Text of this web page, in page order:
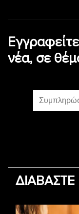
νέα, σε
ΔΙΑΒΑΣΤΕ